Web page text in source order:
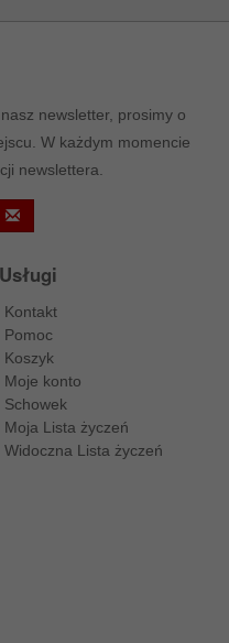
newsletter, prosimy o
W każdym momencie
newslettera.
Usługi
Kontakt
Pomoc
Koszyk
Moje konto
Schowek
Moja Lista życzeń
Widoczna Lista życzeń